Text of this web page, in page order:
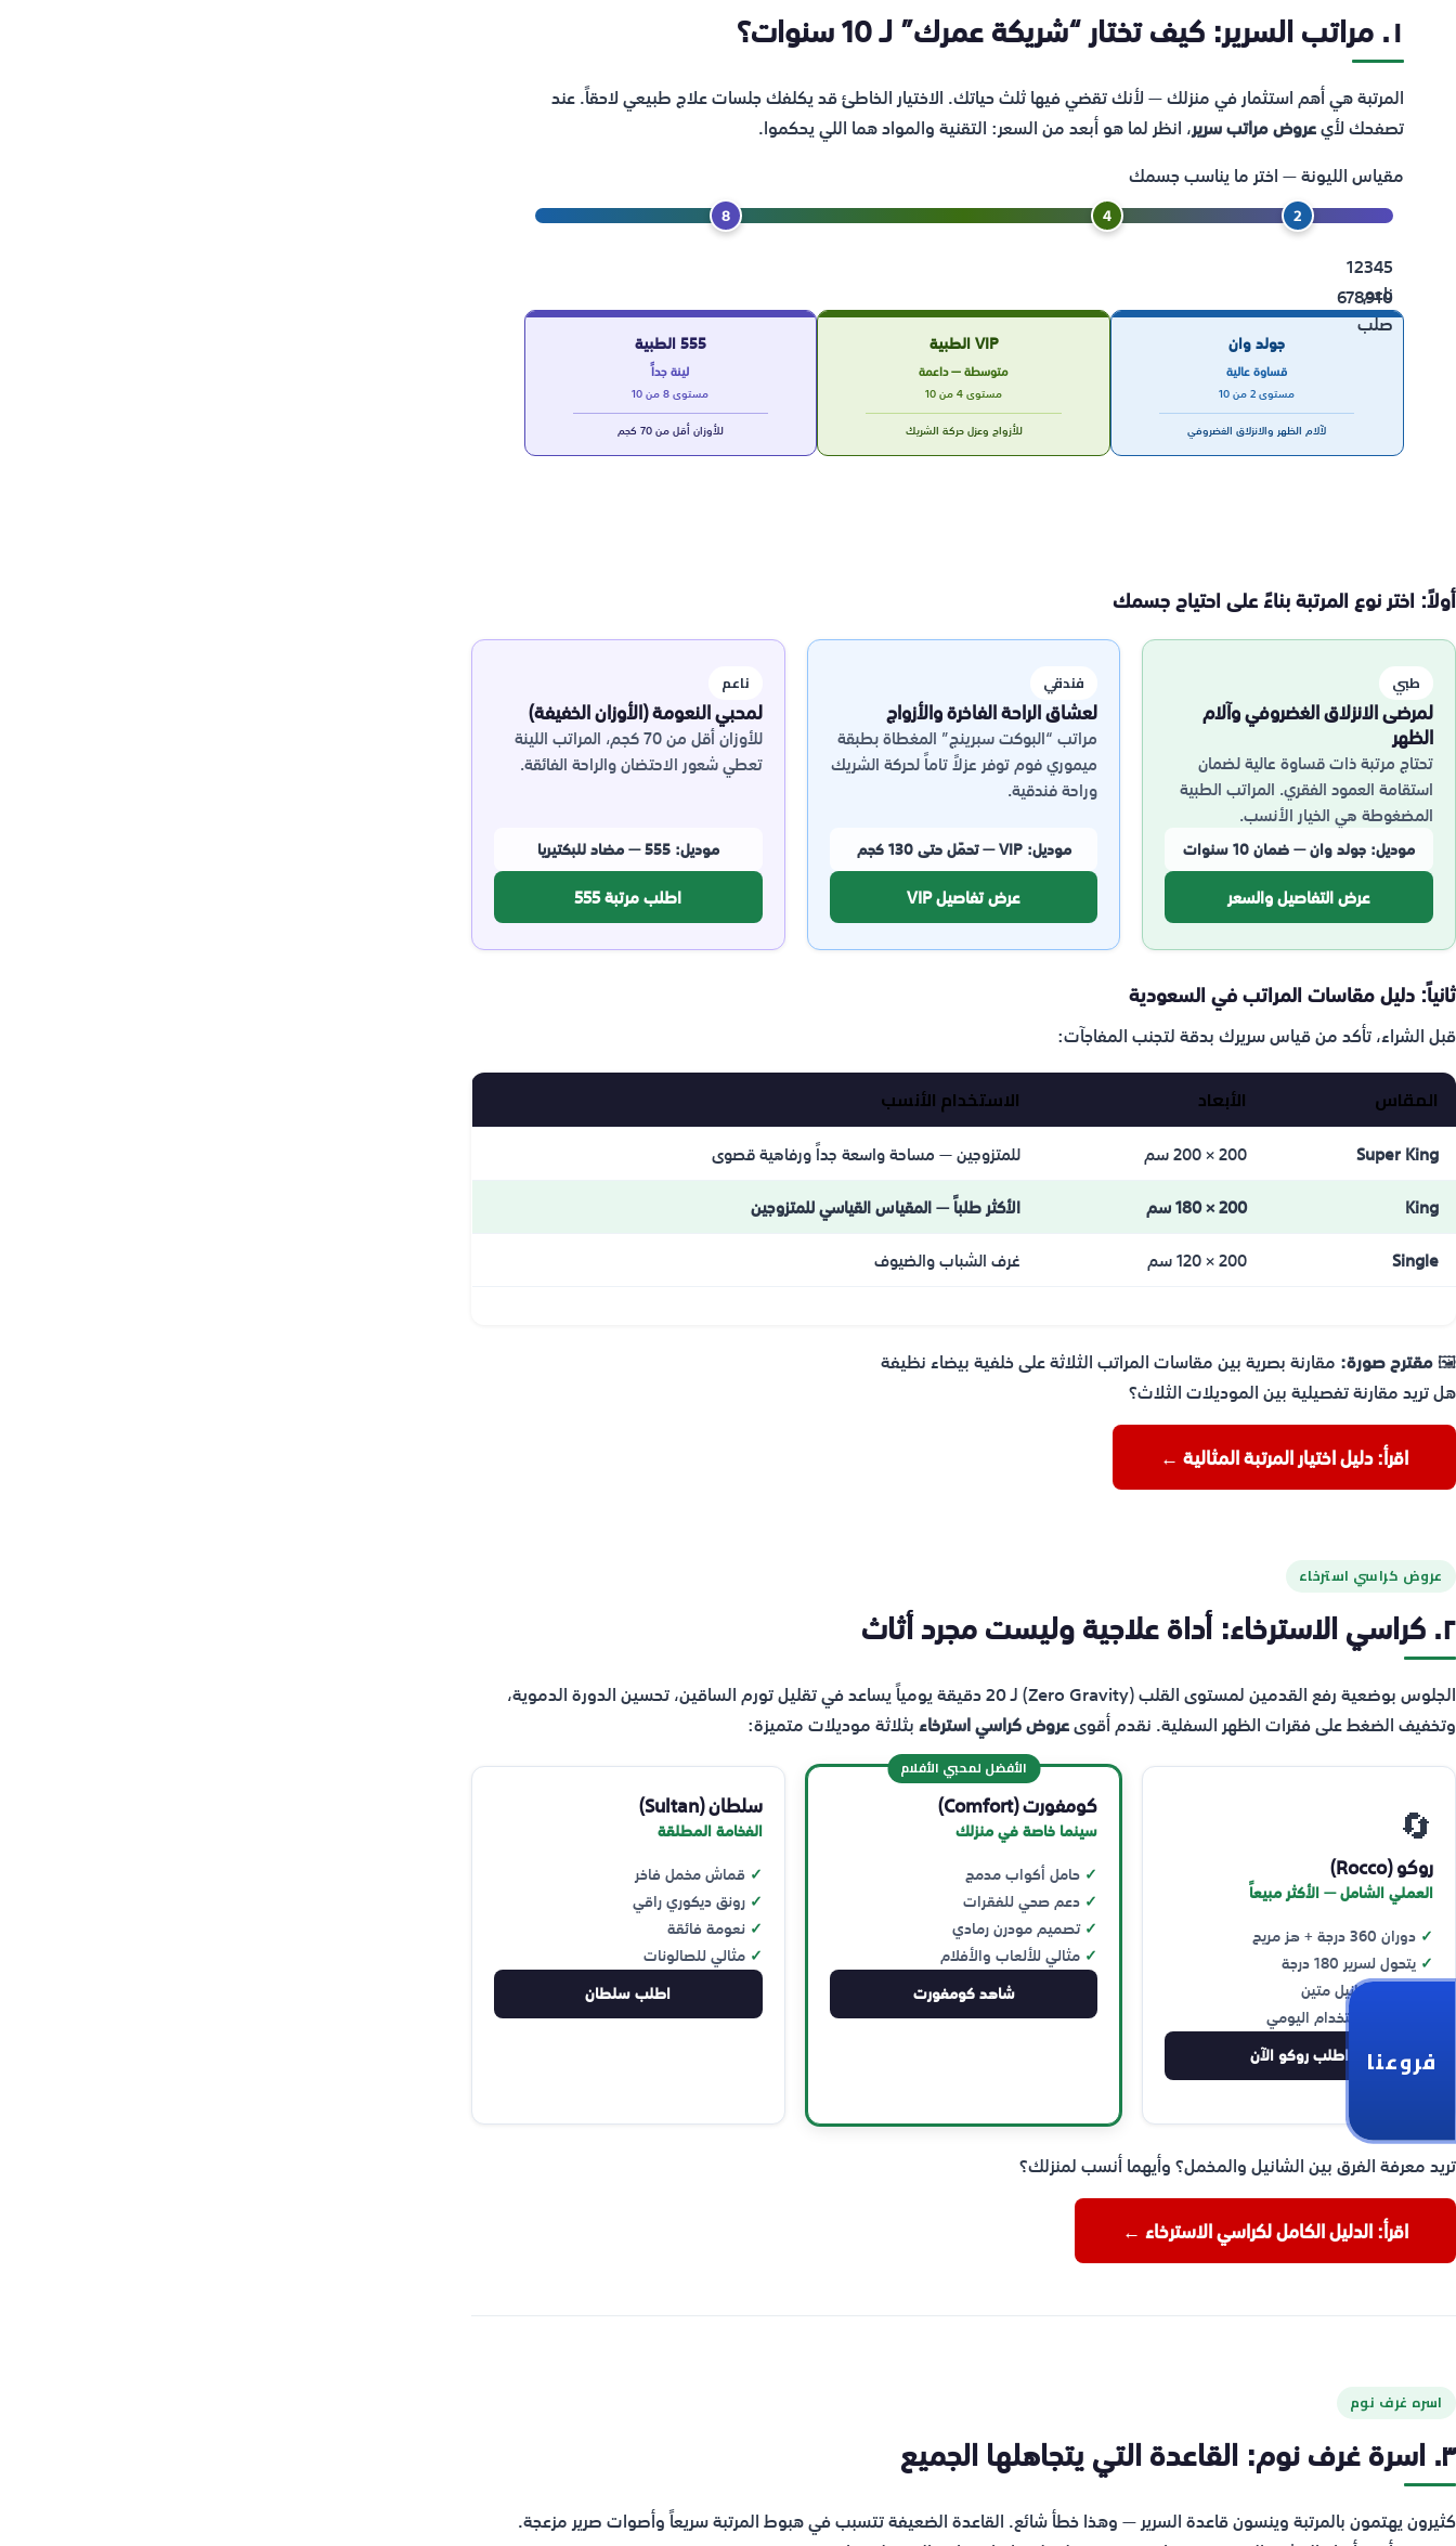
فروعنا
١. مراتب السرير: كيف تختار “شريكة عمرك” لـ 10 سنوات؟
المرتبة هي أهم استثمار في منزلك — لأنك تقضي فيها ثلث حياتك. الاختيار الخاطئ قد يكلفك جلسات علاج طبيعي لاحقاً. عند
تصفحك لأيعروض مراتب سرير، انظر لما هو أبعد من السعر: التقنية والمواد هما اللي يحكموا.
مقياس الليونة — اختر ما يناسب جسمك
2
4
8
12345
678910
ناعم
صلب
جولد وان
قساوة عالية
مستوى 2 من 10
لآلام الظهر والانزلاق الغضروفي
VIP الطبية
متوسطة — داعمة
مستوى 4 من 10
للأزواج وعزل حركة الشريك
555 الطبية
لينة جداً
مستوى 8 من 10
للأوزان أقل من 70 كجم
أولاً: اختر نوع المرتبة بناءً على احتياج جسمك
طبي
لمرضى الانزلاق الغضروفي وآلام
الظهر
تحتاج مرتبة ذات قساوة عالية لضمان
استقامة العمود الفقري. المراتب الطبية
المضغوطة هي الخيار الأنسب.
موديل: جولد وان — ضمان 10 سنوات
عرض التفاصيل والسعر
فندقي
لعشاق الراحة الفاخرة والأزواج
مراتب “البوكت سبرينج” المغطاة بطبقة
ميموري فوم توفر عزلاً تاماً لحركة الشريك
وراحة فندقية.
موديل: VIP — تحمّل حتى 130 كجم
عرض تفاصيل VIP
ناعم
لمحبي النعومة (الأوزان الخفيفة)
للأوزان أقل من 70 كجم، المراتب اللينة
تعطي شعور الاحتضان والراحة الفائقة.
موديل: 555 — مضاد للبكتيريا
اطلب مرتبة 555
ثانياً: دليل مقاسات المراتب في السعودية
قبل الشراء، تأكد من قياس سريرك بدقة لتجنب المفاجآت:
المقاس الأبعاد
الاستخدام الأنسب
Super King
200 × 200 سم
للمتزوجين — مساحة واسعة جداً ورفاهية قصوى
King
200 × 180 سم
الأكثر طلباً — المقياس القياسي للمتزوجين
Single
200 × 120 سم غرف الشباب والضيوف
🖼️مقترح صورة:مقارنة بصرية بين مقاسات المراتب الثلاثة على خلفية بيضاء نظيفة
هل تريد مقارنة تفصيلية بين الموديلات الثلاث؟
اقرأ: دليل اختيار المرتبة المثالية ←
عروض كراسي استرخاء
٢. كراسي الاسترخاء: أداة علاجية وليست مجرد أثاث
الجلوس بوضعية رفع القدمين لمستوى القلب (Zero Gravity) لـ 20 دقيقة يومياً يساعد في تقليل تورم الساقين، تحسين الدورة الدموية،
وتخفيف الضغط على فقرات الظهر السفلية. نقدم أقوىعروض كراسي استرخاءبثلاثة موديلات متميزة:
🔄
روكو (Rocco)
العملي الشامل — الأكثر مبيعاً
دوران 360 درجة + هز مريح
يتحول لسرير 180 درجة
قماش شانيل متين
مثالي للاستخدام اليومي
اطلب روكو الآن
الأفضل لمحبي الأفلام
كومفورت (Comfort)
سينما خاصة في منزلك
حامل أكواب مدمج
دعم صحي للفقرات
تصميم مودرن رمادي
مثالي للألعاب والأفلام
شاهد كومفورت
سلطان (Sultan)
الفخامة المطلقة
قماش مخمل فاخر
رونق ديكوري راقي
نعومة فائقة
مثالي للصالونات
اطلب سلطان
تريد معرفة الفرق بين الشانيل والمخمل؟ وأيهما أنسب لمنزلك؟
اقرأ: الدليل الكامل لكراسي الاسترخاء ←
اسره غرف نوم
٣. اسرة غرف نوم: القاعدة التي يتجاهلها الجميع
كثيرون يهتمون بالمرتبة وينسون قاعدة السرير — وهذا خطأ شائع. القاعدة الضعيفة تتسبب في هبوط المرتبة سريعاً وأصوات صرير مزعجة.